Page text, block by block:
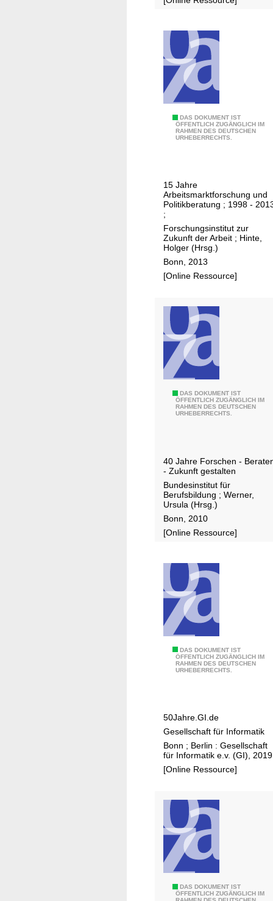
i
n
i
g
e
r
S
t
e
r
n
f
e
n
e
.
V
.
DAS DOKUMENT IST
ÖFFENTLICH ZUGÄNGLICH IM
RAHMEN DES DEUTSCHEN
URHEBERRECHTS.
r
e
I
Z
A
15 Jahre
Arbeitsmarktforschung und
Politikberatung ; 1998 -
;
Forschungsinstitut zur
Zukunft der Arbeit ; Hinte,
Holger (Hrsg.)
Bonn, 2013
[Online Ressource]
DAS DOKUMENT IST
ÖFFENTLICH ZUGÄNGLICH IM
RAHMEN DES DEUTSCHEN
URHEBERRECHTS.
r
e
B
u
n
d
s
n
t
i
r
B
e
r
u
s
i
d
u
40 Jahre Forschen -
- Zukunft gestalten
Bundesinstitut für
Berufsbildung ; Werner,
Ursula (Hrsg.)
Bonn, 2010
[Online Ressource]
DAS DOKUMENT IST
ÖFFENTLICH ZUGÄNGLICH IM
RAHMEN DES DEUTSCHEN
URHEBERRECHTS.
r
e
G
e
s
h
a
50Jahre.GI.de
Gesellschaft für Informatik
Bonn ; Berlin : Gesellschaft
für Informatik e.v. (GI), 2019
[Online Ressource]
DAS DOKUMENT IST
ÖFFENTLICH ZUGÄNGLICH IM